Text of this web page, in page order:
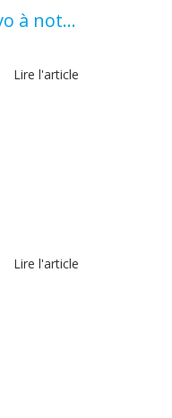
Comment obtenir un prêt d’honneur ? Bravo à notre agence de Cholet (49)
Lire l'article
Lire l'article